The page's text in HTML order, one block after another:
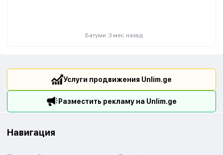
Батуми 3 мес. назад
Услуги продвижения Unlim.ge
Разместить рекламу на Unlim.ge
Навигация